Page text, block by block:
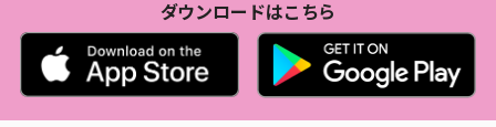
ダウンロードはこちら